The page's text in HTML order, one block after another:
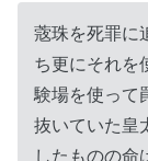
蔲珠を死罪に
ち更にそれを
験場を使って
抜いていた皇
したものの命